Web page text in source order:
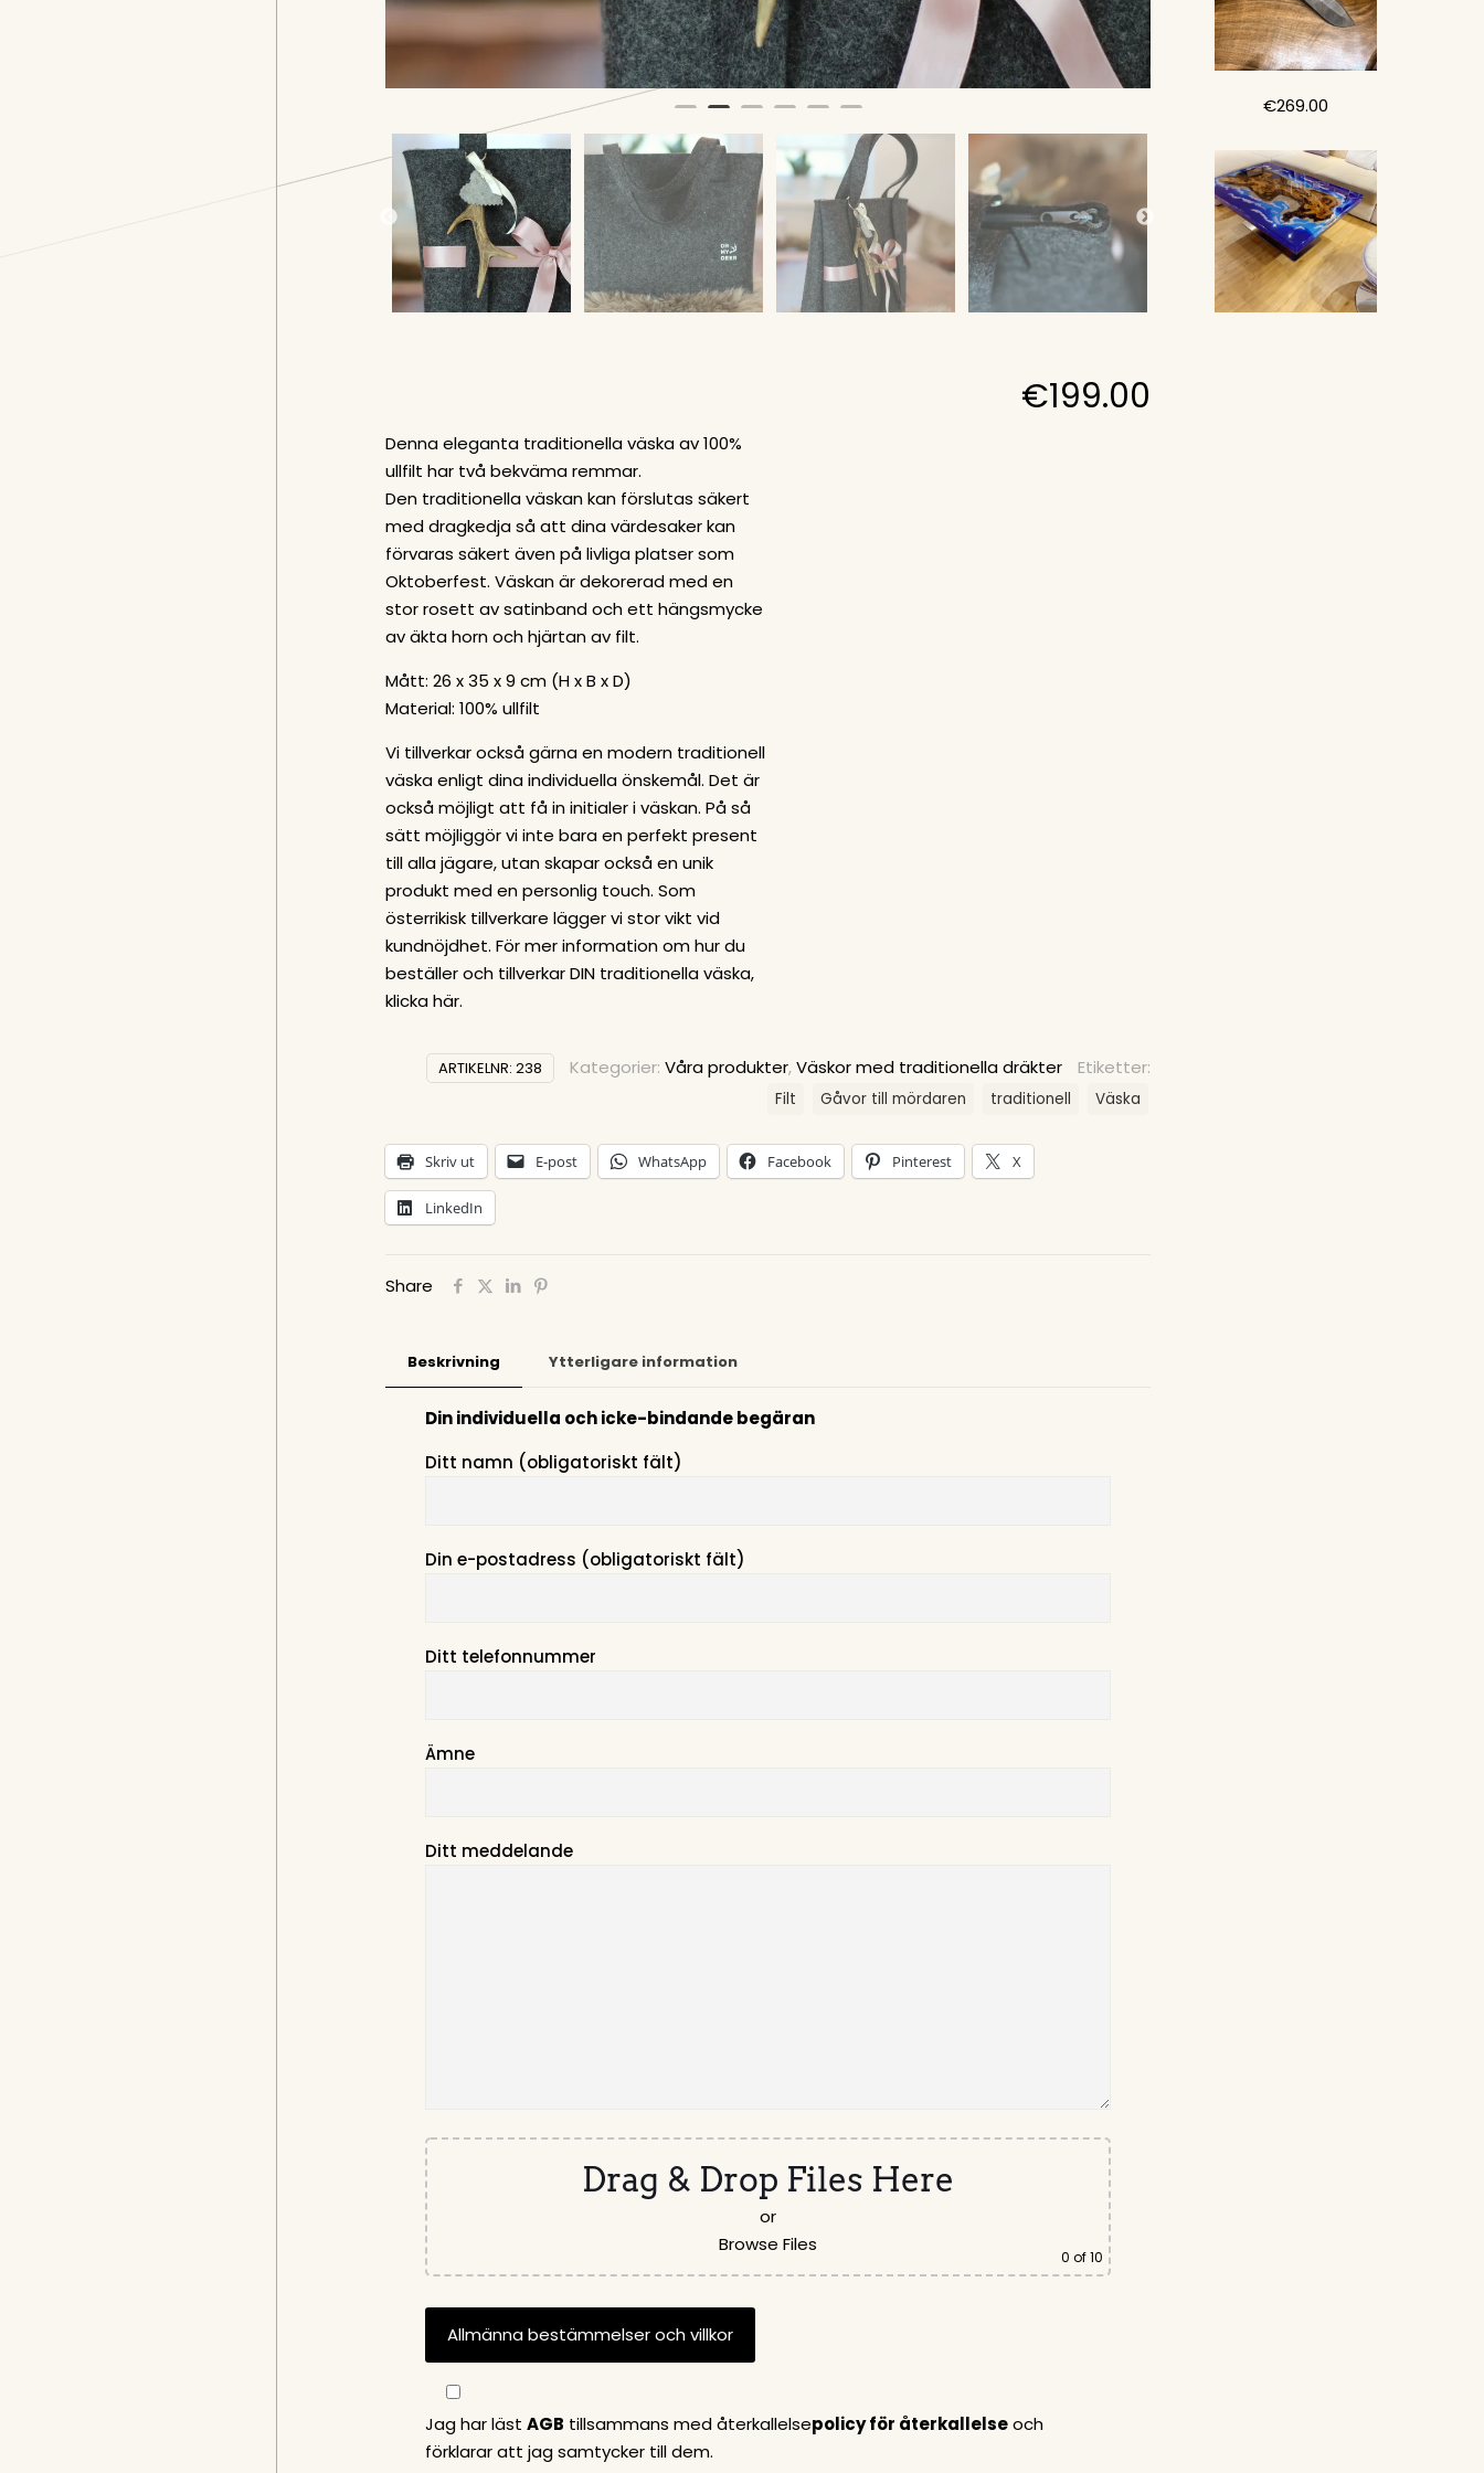
€199.00
Denna eleganta traditionella väska av 100%
ullfilt har två bekväma remmar.
Den traditionella väskan kan förslutas säkert
med dragkedja så att dina värdesaker kan
förvaras säkert även på livliga platser som
Oktoberfest. Väskan är dekorerad med en
stor rosett av satinband och ett hängsmycke
av äkta horn och hjärtan av filt.
Mått: 26 x 35 x 9 cm (H x B x D)
Material: 100% ullfilt
Vi tillverkar också gärna en modern traditionell
väska enligt dina individuella önskemål. Det är
också möjligt att få in initialer i väskan. På så
sätt möjliggör vi inte bara en perfekt present
till alla jägare, utan skapar också en unik
produkt med en personlig touch. Som
österrikisk tillverkare lägger vi stor vikt vid
kundnöjdhet. För mer information om hur du
beställer och tillverkar DIN traditionella väska,
klicka här.
ARTIKELNR:238 Kategorier:Våra produkter,Väskor med traditionella dräkter Etiketter:
Filt Gåvor till mördaren traditionell Väska
Skriv ut E-post WhatsApp Facebook Pinterest X
LinkedIn
Share
Beskrivning Ytterligare information
Din individuella och icke-bindande begäran
Ditt namn (obligatoriskt fält)
Din e-postadress (obligatoriskt fält)
Ditt telefonnummer
Ämne
Ditt meddelande
Drag & Drop Files Here
or
Browse Files
0 of 10
Jag har lästAGB tillsammans med återkallelsepolicy för återkallelseoch
förklarar att jag samtycker till dem.
€269.00